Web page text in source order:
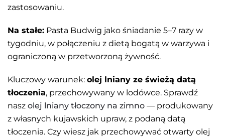
zastosowaniu.
Na stałe: Pasta Budwig jako śniadanie 5–7 razy w
tygodniu, w połączeniu z dietą bogatą w warzywa i
ograniczoną w przetworzoną żywność.
Kluczowy warunek: olej lniany ze świeżą datą
tłoczenia, przechowywany w lodówce. Sprawdź
nasz olej lniany tłoczony na zimno — produkowany
z własnych kujawskich upraw, z podaną datą
tłoczenia. Czy wiesz jak przechowywać otwarty olej